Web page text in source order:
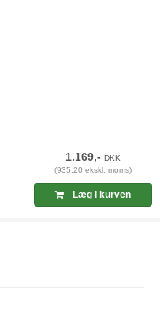
1.169,-DKK
(935,20 ekskl. moms)
Læg i kurven